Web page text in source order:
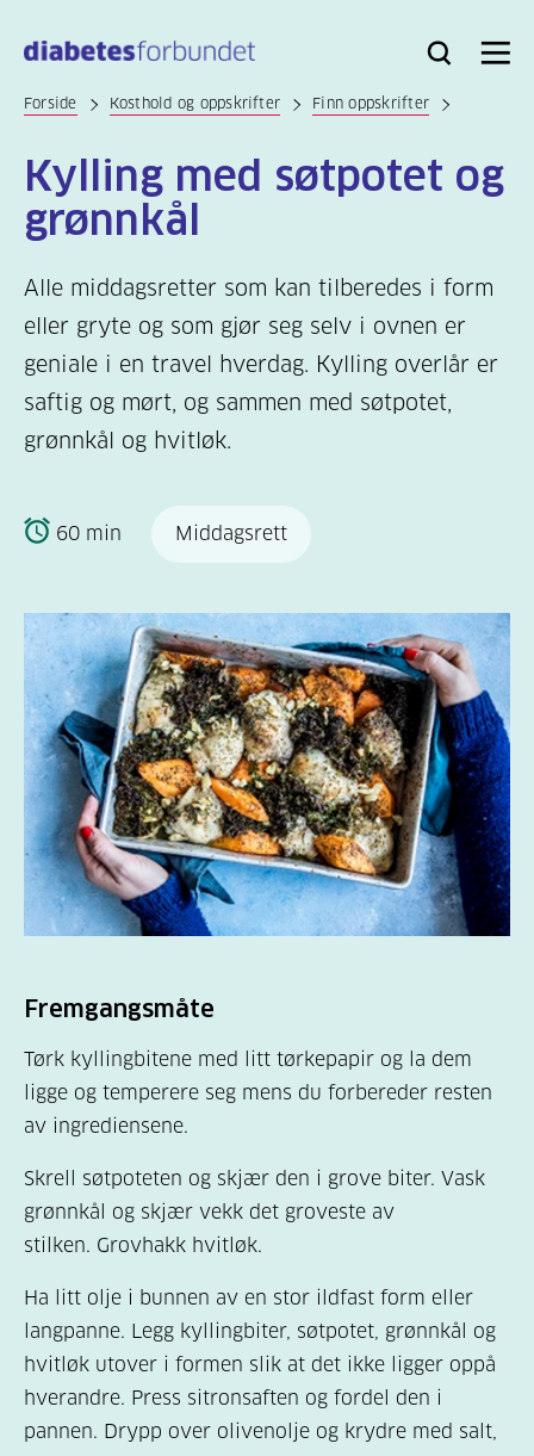
hovedinnhold
Bli
Logg
Søk Meny
Forside Kosthold og oppskrifter Finn oppskrifter
Kylling med søtpotet og
grønnkål
Alle middagsretter som kan tilberedes i form
eller gryte og som gjør seg selv i ovnen er
geniale i en travel hverdag. Kylling overlår er
saftig og mørt, og sammen med søtpotet,
grønnkål og hvitløk.
60 min Middagsrett
Fremgangsmåte
Tørk kyllingbitene med litt tørkepapir og la dem
ligge og temperere seg mens du forbereder resten
av ingrediensene.
Skrell søtpoteten og skjær den i grove biter. Vask
grønnkål og skjær vekk det groveste av
stilken. Grovhakk hvitløk.
Ha litt olje i bunnen av en stor ildfast form eller
langpanne. Legg kyllingbiter, søtpotet, grønnkål og
hvitløk utover i formen slik at det ikke ligger oppå
hverandre. Press sitronsaften og fordel den i
pannen. Drypp over olivenolje og krydre med salt,